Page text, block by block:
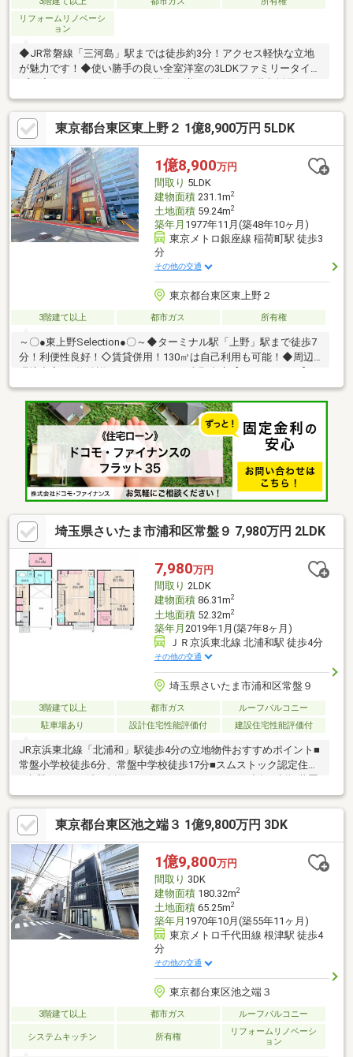
リフォームリノベーシ
ョン
◆JR常磐線「三河島」駅までは徒歩約3分！アクセス軽快な立地
が魅力です！◆使い勝手の良い全室洋室の3LDKファミリータイ
家族の帰宅を温かく迎えることができますね！◆周りの目線が気
になりにくく、陽当りも良い2階リビング！開放感を演出してくれ
る対面キッチン採用！◆浴室・洗面室に窓が設けられ、じめっと
しがちな水回りの換気環境も良好！◆「ひぐらし小学校」まで徒
歩約7分、「諏訪台中学校」まで徒歩約8分！お子様の通学もしや
すい環境です！◆「ヒルママーケットプレイス(三河島店)」まで
徒歩約1分！日々のお買い物も楽々です！
東京都台東区東上野２ 1億8,900万円 5LDK
1億8,900万円
間取り 5LDK
建物面積231.1m2
土地面積59.24m2
築年月 1977年11月(築48年10ヶ月)
東京メトロ銀座線 稲荷町駅 徒歩3
分
その他の交通
東京都台東区東上野２
3階建て以上 都市ガス 所有権
～〇●東上野Selection●〇～◆ターミナル駅「上野」駅まで徒歩7
分！利便性良好！◇賃貸併用！130㎡は自己利用も可能！◆周辺
で
♪◇◆◇◆◇◆◇◆◇◆◇◆◇◆◇◆◇◆◇◆◇◆◇◆◇◆【ラ
イフプラン】本物件においての住宅ローンシミュレーションはも
ちろん、本物件購入後１０～２０年後のライフサイクルの変化を
見据えた長期的なライフプランシミュレーションを実施します
♪◇◆◇◆◇◆◇◆◇◆◇◆◇◆◇◆◇◆◇◆◇◆◇◆◇◆
埼玉県さいたま市浦和区常盤９ 7,980万円 2LDK
7,980万円
間取り 2LDK
建物面積86.31m2
土地面積52.32m2
築年月 2019年1月(築7年8ヶ月)
ＪＲ京浜東北線 北浦和駅 徒歩4分
その他の交通
埼玉県さいたま市浦和区常盤９
3階建て以上 都市ガス
ルーフバルコニー
駐車場あり
設計住宅性能評価付 建設住宅性能評価付
JR京浜東北線「北浦和」駅徒歩4分の立地物件おすすめポイント■
常盤小学校徒歩6分、常盤中学校徒歩17分■スムストック認定住宅
「ＭＧＥＯ（エムジオ）」搭載■ダイニング天井高 約2.9ｍ■リビ
ングには床暖房を完備【周辺施設】■常盤こころ保育園 徒歩６
分■まいばすけっと 北浦和駅南店 徒歩3分■ファミリーマート 北
浦和駅西口店 徒歩4分■星内科クリニック 徒歩4分■北浦和公
園 徒歩4分
東京都台東区池之端３ 1億9,800万円 3DK
1億9,800万円
間取り 3DK
建物面積180.32m2
土地面積65.25m2
築年月 1970年10月(築55年11ヶ月)
東京メトロ千代田線 根津駅 徒歩4
分
その他の交通
東京都台東区池之端３
3階建て以上 都市ガス ルーフバルコニー
システムキッチン 所有権
リフォームリノベーシ
ョン